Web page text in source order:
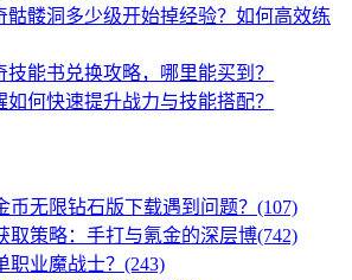
骷髅洞多少级开始掉经验？如何高效练
技能书兑换攻略，哪里能买到？
如何快速提升战力与技能搭配？
币无限钻石版下载遇到问题？(107)
取策略：手打与氪金的深层博(742)
职业魔战士？(243)